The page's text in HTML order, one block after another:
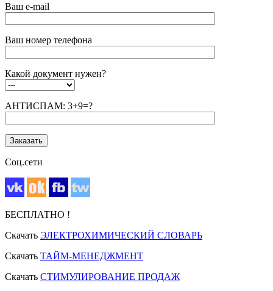
Ваш e-mail
Ваш номер телефона
Какой документ нужен?
АНТИСПАМ: 3+9=?
Соц.сети
БЕСПЛАТНО !
Скачать ЭЛЕКТРОХИМИЧЕСКИЙ СЛОВАРЬ
Скачать ТАЙМ-МЕНЕДЖМЕНТ
Скачать СТИМУЛИРОВАНИЕ ПРОДАЖ